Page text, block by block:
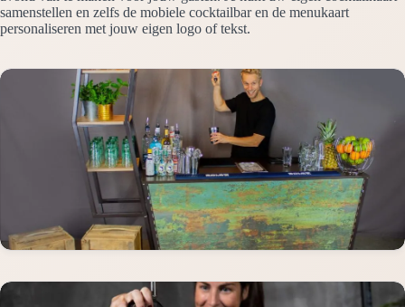
samenstellen en zelfs de mobiele cocktailbar en de menukaart
personaliseren met jouw eigen logo of tekst.